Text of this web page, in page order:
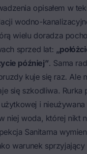
opisałem w
wodno-
wielu doradza
sprzed lat:
później”. Sama
kuje się raz. Ale
się szkodliwa. Rurka
i nieużywana
niej woda, której nikt
Sanitarna
warunek sprzyjający